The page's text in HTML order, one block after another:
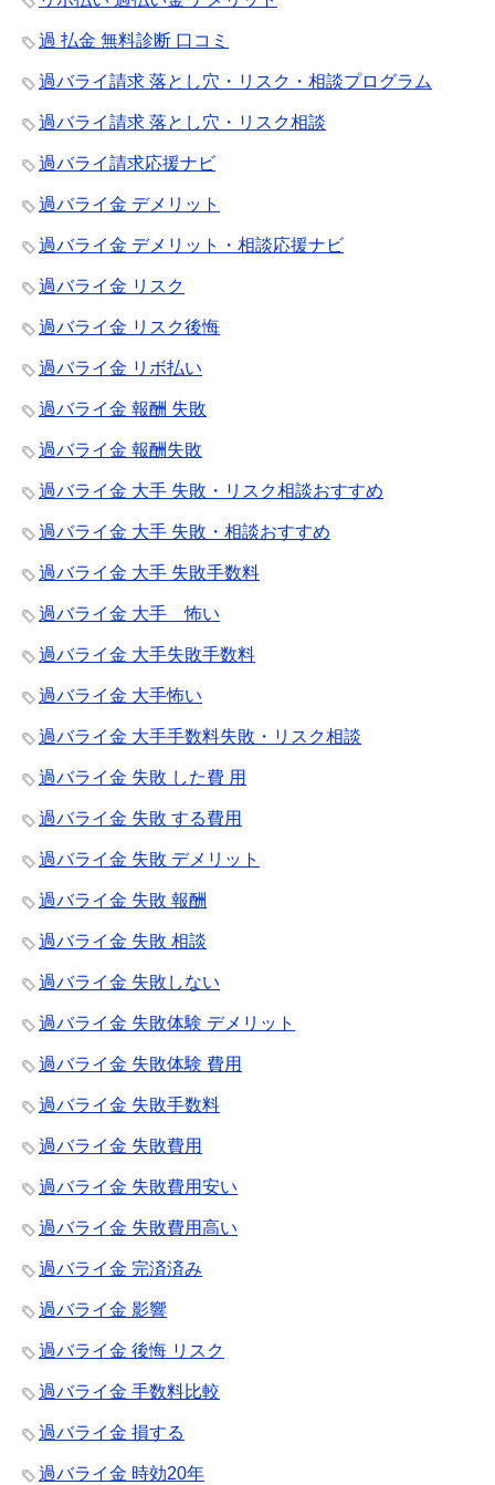
過 払金 無料診断 口コミ
過バライ請求 落とし穴・リスク・相談プログラム
過バライ請求 落とし穴・リスク相談
過バライ請求応援ナビ
過バライ金 デメリット
過バライ金 デメリット・相談応援ナビ
過バライ金 リスク
過バライ金 リスク後悔
過バライ金 リボ払い
過バライ金 報酬 失敗
過バライ金 報酬失敗
過バライ金 大手 失敗・リスク相談おすすめ
過バライ金 大手 失敗・相談おすすめ
過バライ金 大手 失敗手数料
過バライ金 大手 怖い
過バライ金 大手失敗手数料
過バライ金 大手怖い
過バライ金 大手手数料失敗・リスク相談
過バライ金 失敗 した費 用
過バライ金 失敗 する費用
過バライ金 失敗 デメリット
過バライ金 失敗 報酬
過バライ金 失敗 相談
過バライ金 失敗しない
過バライ金 失敗体験 デメリット
過バライ金 失敗体験 費用
過バライ金 失敗手数料
過バライ金 失敗費用
過バライ金 失敗費用安い
過バライ金 失敗費用高い
過バライ金 完済済み
過バライ金 影響
過バライ金 後悔 リスク
過バライ金 手数料比較
過バライ金 損する
過バライ金 時効20年